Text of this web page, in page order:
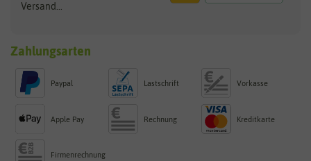
Versand...
Zahlungsarten
Paypal Lastschrift Vorkasse
Apple Pay Rechnung Kreditkarte
Firmenrechnung